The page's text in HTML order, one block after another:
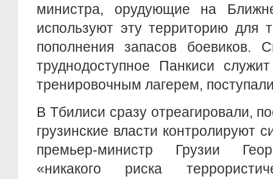
министра, орудующие на
используют эту территорию для
пополнения запасов боевиков.
труднодоступное Панкиси
тренировочным лагерем,
В Тбилиси сразу отреагировали,
грузинские власти контролируют
премьер-министр Грузии
«никакого риска